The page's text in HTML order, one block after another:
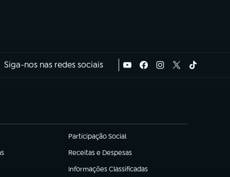
Siga-nos nas redes sociais
Participação Social
(abre em nova aba)
Receitas e Despesas
(abre em nova aba)
Informações Classificadas
(abre em nova aba)